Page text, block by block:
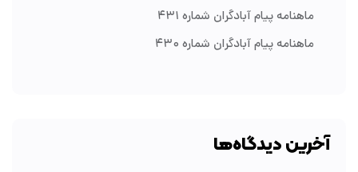
ماهنامه پیام آبادگران شماره ۴۳۱
ماهنامه پیام آبادگران شماره ۴۳۰
آخرین دیدگاه‌ها